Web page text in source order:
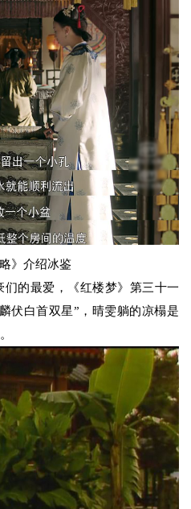
略》介绍冰鉴
的最爱，《红楼梦》第三十一
伏白首双星”，晴雯躺的凉榻是